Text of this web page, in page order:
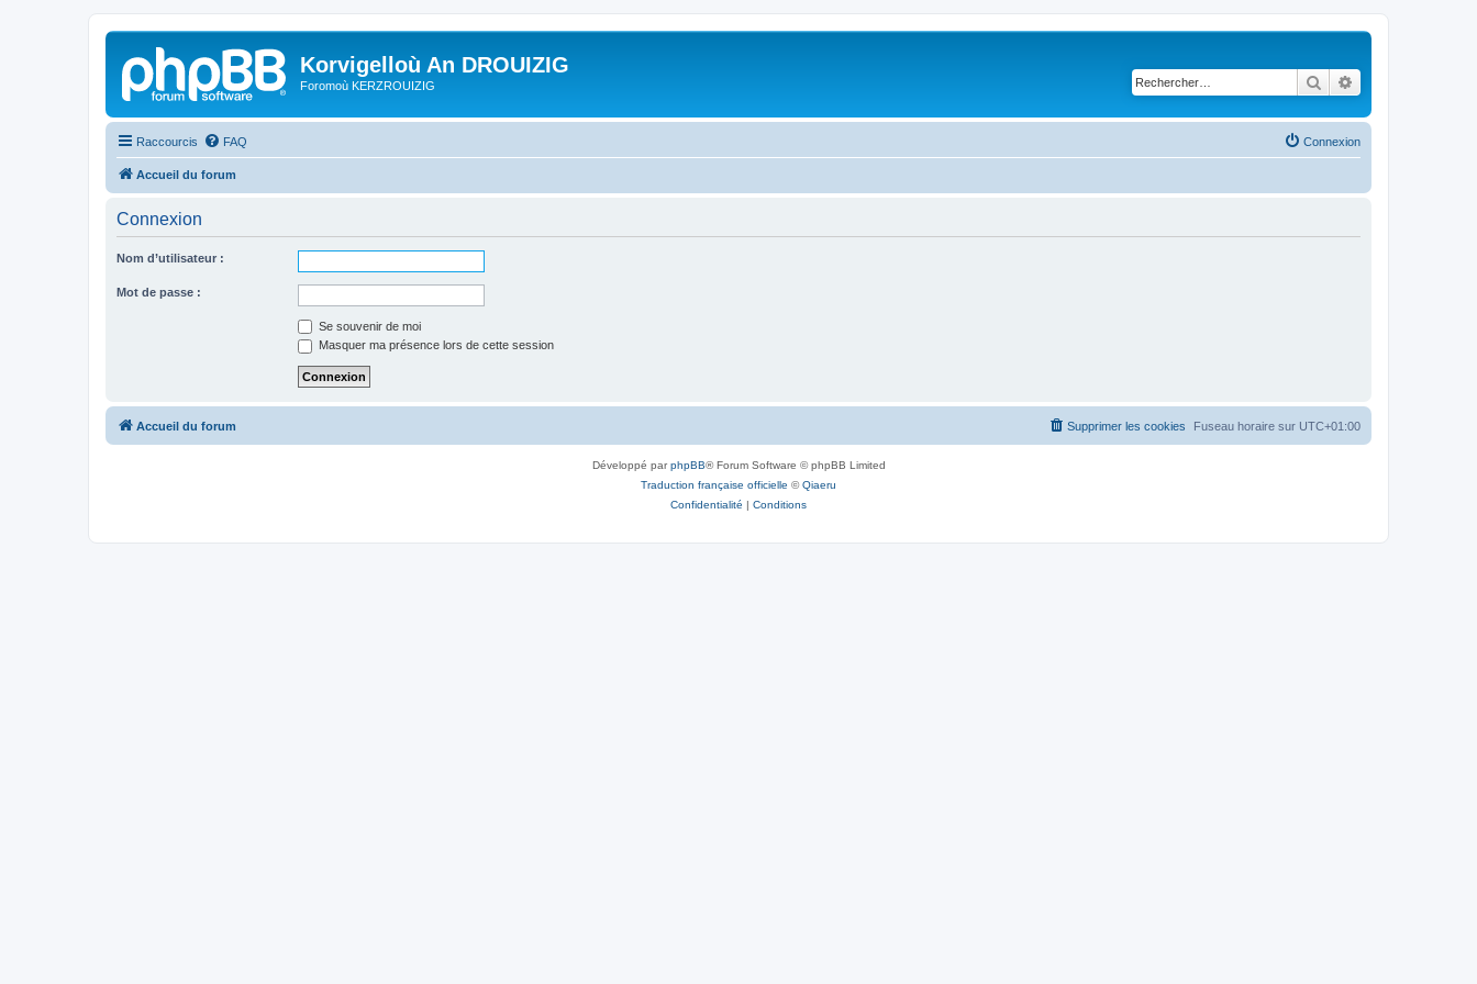
Korvigelloù An DROUIZIG
Foromoù KERZROUIZIG Rechercher
Raccourcis FAQ Connexion
Accueil du forum
Connexion
Nom d’utilisateur :
Mot de passe :
Se souvenir de moi
Masquer ma présence lors de cette session
Accueil du forum Fuseau horaire sur UTC+01:00
Supprimer les cookies
Développé parphpBB® Forum Software © phpBB Limited
Traduction française officielle ©Qiaeru
Confidentialité | Conditions